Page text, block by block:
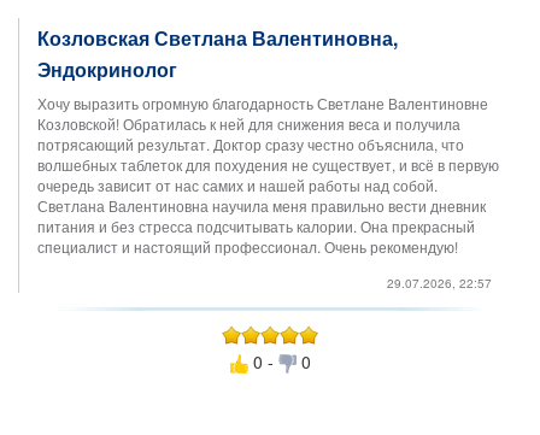
Козловская Светлана Валентиновна,
Эндокринолог
Хочу выразить огромную благодарность Светлане Валентиновне
Козловской! Обратилась к ней для снижения веса и получила
потрясающий результат. Доктор сразу честно объяснила, что
волшебных таблеток для похудения не существует, и всё в первую
очередь зависит от нас самих и нашей работы над собой.
Светлана Валентиновна научила меня правильно вести дневник
питания и без стресса подсчитывать калории. Она прекрасный
специалист и настоящий профессионал. Очень рекомендую!
29.07.2026, 22:57
0 - 0